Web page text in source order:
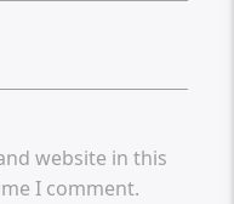
website in this
I comment.